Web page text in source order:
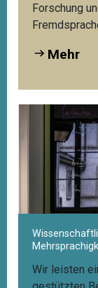
Forschung
Mehr
Wir leisten